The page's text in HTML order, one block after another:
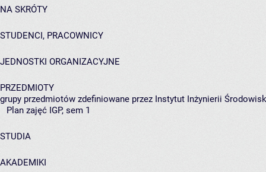
NA SKRÓTY
STUDENCI, PRACOWNICY
JEDNOSTKI ORGANIZACYJNE
PRZEDMIOTY
grupy przedmiotów zdefiniowane przez Instytut Inżynierii
Plan zajęć IGP, sem 1
STUDIA
AKADEMIKI